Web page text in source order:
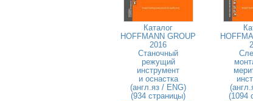
Каталог
HOFFMANN GROUP
2016
Станочный
режущий
инструмент
и оснастка
(англ.яз / ENG)
(934 страницы)
(1094